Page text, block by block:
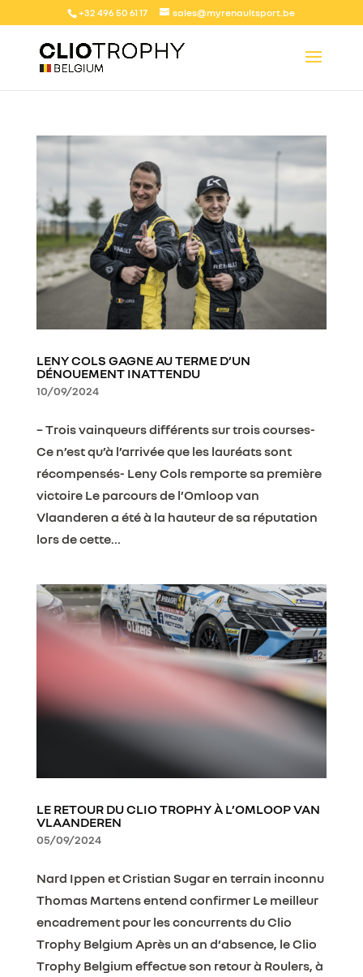
+32 496 50 61 17 sales@myrenaultsport.be
LENY COLS GAGNE AU TERME D’UN
DÉNOUEMENT INATTENDU
10/09/2024
– Trois vainqueurs différents sur trois courses-
Ce n’est qu’à l’arrivée que les lauréats sont
récompensés- Leny Cols remporte sa première
victoire Le parcours de l’Omloop van
Vlaanderen a été à la hauteur de sa réputation
lors de cette...
LE RETOUR DU CLIO TROPHY À L’OMLOOP VAN
VLAANDEREN
05/09/2024
Nard Ippen et Cristian Sugar en terrain inconnu
Thomas Martens entend confirmer Le meilleur
encadrement pour les concurrents du Clio
Trophy Belgium Après un an d‘absence, le Clio
Trophy Belgium effectue son retour à Roulers, à